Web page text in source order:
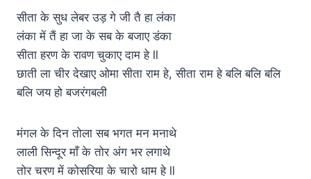
सीता के सुध लेबर उड़ गे जी तै हा लंका
लंका में तैं हा जा के सब के बजाए डंका
सीता हरण के रावण चुकाए दाम हे ll
छाती ला चीर देखाए ओमा सीता राम हे, सीता राम हे बलि बलि बलि
बलि जय हो बजरंगबली
मंगल के दिन तोला सब भगत मन मनाथे
लाली सिन्दूर माँ के तोर अंग भर लगाथे
तोर चरण में कोसरिया के चारो धाम हे ll